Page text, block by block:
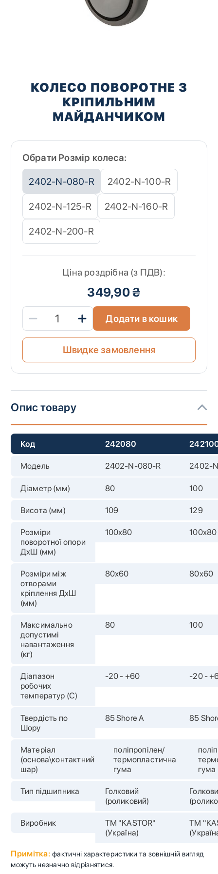
початкуКОЛЕСО ПОВОРОТНЕ З
КРІПИЛЬНИМ
МАЙДАНЧИКОМ
Обрати Розмір колеса:
2402-N-080-R 2402-N-100-R
2402-N-125-R 2402-N-160-R
2402-N-200-R
Ціна роздрібна (з ПДВ):
349,90 ₴
Додати в кошик
Швидке замовлення
Опис товару
Код 242080
Модель 2402-N-080-R 2402-
Діаметр (мм) 80 100
Висота (мм) 109 129
Розміри
поворотної опори
ДхШ (мм)
100х80 100х80
Розміри між
отворами
кріплення ДхШ
(мм)
80х60 80х60
Максимально
допустимі
навантаження
(кг)
80 100
Діапазон
робочих
температур (С)
-20 - +60 -20 -
Твердість по
Шору
85 Shore A 85
Матеріал
(основа\контактний
шар)
поліпропілен/
термопластична
гума
гума
Тип підшипника
Голковий
(роликовий)
Виробник
ТМ "KASTOR"
(Україна)
ТМ
Примітка: фактичні характеристики та зовнішній вигляд
можуть незначно відрізнятися.